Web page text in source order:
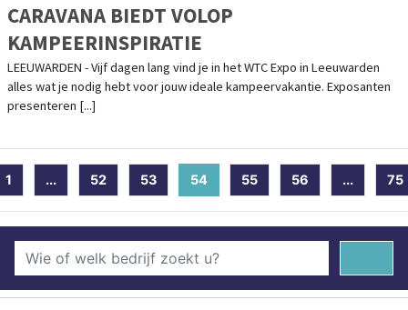
CARAVANA BIEDT VOLOP
KAMPEERINSPIRATIE
LEEUWARDEN - Vijf dagen lang vind je in het WTC Expo in Leeuwarden
alles wat je nodig hebt voor jouw ideale kampeervakantie. Exposanten
presenteren [...]
1 ... 52 53 54 (current)
55 56 ... 75